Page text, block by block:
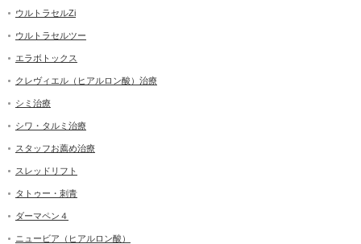
ウルトラセルZi
ウルトラセルツー
エラボトックス
クレヴィエル（ヒアルロン酸）治療
シミ治療
シワ・タルミ治療
スタッフお薦め治療
スレッドリフト
タトゥー・刺青
ダーマペン４
ニュービア（ヒアルロン酸）